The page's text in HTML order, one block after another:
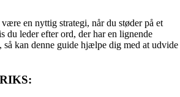
en nyttig strategi, når du støder på et
du leder efter ord, der har en lignende
kan denne guide hjælpe dig med at udvide